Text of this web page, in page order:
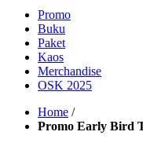
Promo
Buku
Paket
Kaos
Merchandise
OSK 2025
Home /
Promo Early Bird